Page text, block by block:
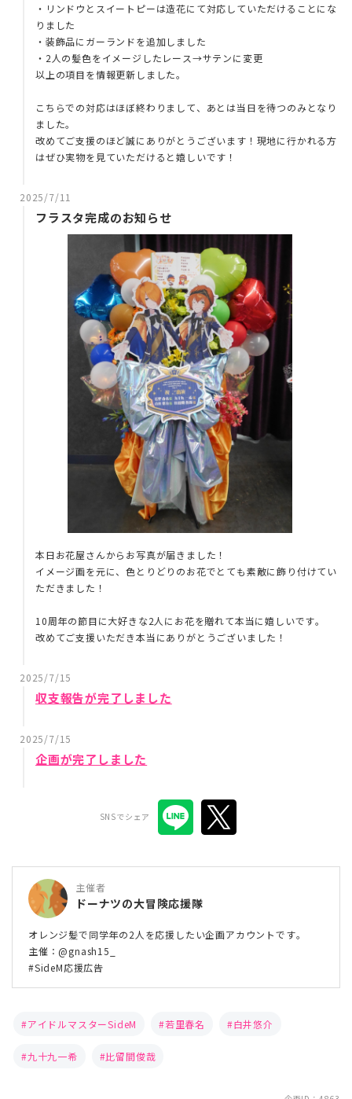
・リンドウとスイートピーは造花にて対応していただけることにな
りました
・装飾品にガーランドを追加しました
・2人の髪色をイメージしたレース→サテンに変更
以上の項目を情報更新しました。
こちらでの対応はほぼ終わりまして、あとは当日を待つのみとなり
ました。
改めてご支援のほど誠にありがとうございます！現地に行かれる方
はぜひ実物を見ていただけると嬉しいです！
2025/7/11
フラスタ完成のお知らせ
本日お花屋さんからお写真が届きました！
イメージ画を元に、色とりどりのお花でとても素敵に飾り付けてい
ただきました！
10周年の節目に大好きな2人にお花を贈れて本当に嬉しいです。
改めてご支援いただき本当にありがとうございました！
2025/7/15
収支報告が完了しました
2025/7/15
企画が完了しました
SNSでシェア
主催者
ドーナツの大冒険応援隊
オレンジ髪で同学年の2人を応援したい企画アカウントです。
主催：@gnash15_
#SideM応援広告
アイドルマスターSideM 若里春名 白井悠介
九十九一希 比留間俊哉